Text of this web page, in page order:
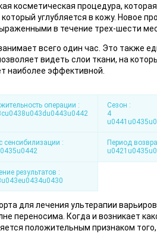
косметическая процедура,
углубляется в кожу. Новое
в течение трех-шести
всего один час. Это также
видеть слои ткани, на
наиболее эффективной.
операции :
Сезон :
4
сенсибилизации :
Период
результатов :
для лечения ультерапии
переносима. Когда и возникает
положительным признаком